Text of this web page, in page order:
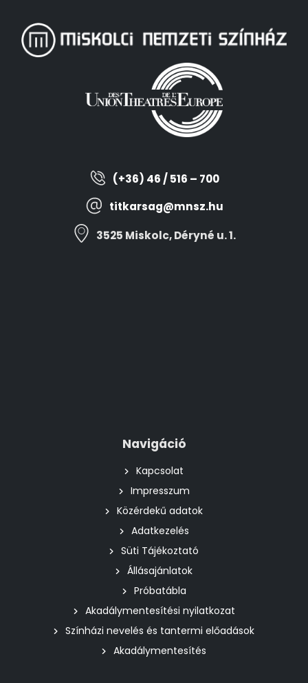
(+36) 46 / 516 – 700
titkarsag@mnsz.hu
3525 Miskolc, Déryné u. 1.
Navigáció
Kapcsolat
Impresszum
Közérdekű adatok
Adatkezelés
Süti Tájékoztató
Állásajánlatok
Próbatábla
Akadálymentesítési nyilatkozat
Színházi nevelés és tantermi előadások
Akadálymentesítés